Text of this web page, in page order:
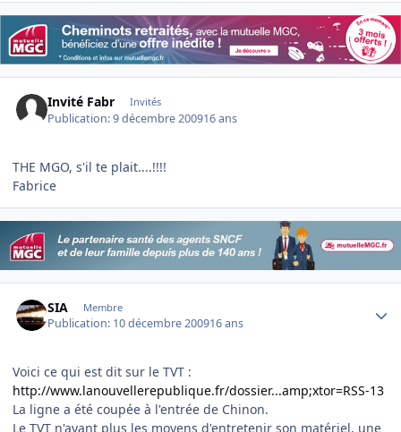
Invité Fabr Invités
Publication:9 décembre 200916 ans
THE MGO, s'il te plait....!!!!
Fabrice
SIA Membre
Publication: 10 décembre 200916 ans
Voici ce qui est dit sur le TVT :
http://www.lanouvellerepublique.fr/dossier...amp;xtor=RSS-13
La ligne a été coupée à l'entrée de Chinon.
Le TVT n'ayant plus les moyens d'entretenir son matériel, une